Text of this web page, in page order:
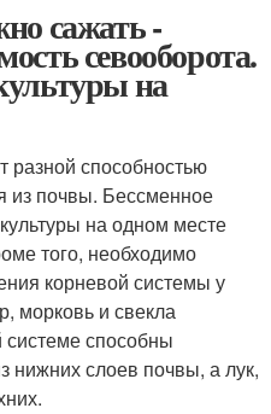
сажать -
севооборота.
на
способностью
из почвы. Бессменное
на одном месте
того, необходимо
корневой системы у
морковь и свекла
способны
нижних слоев почвы, а лук,